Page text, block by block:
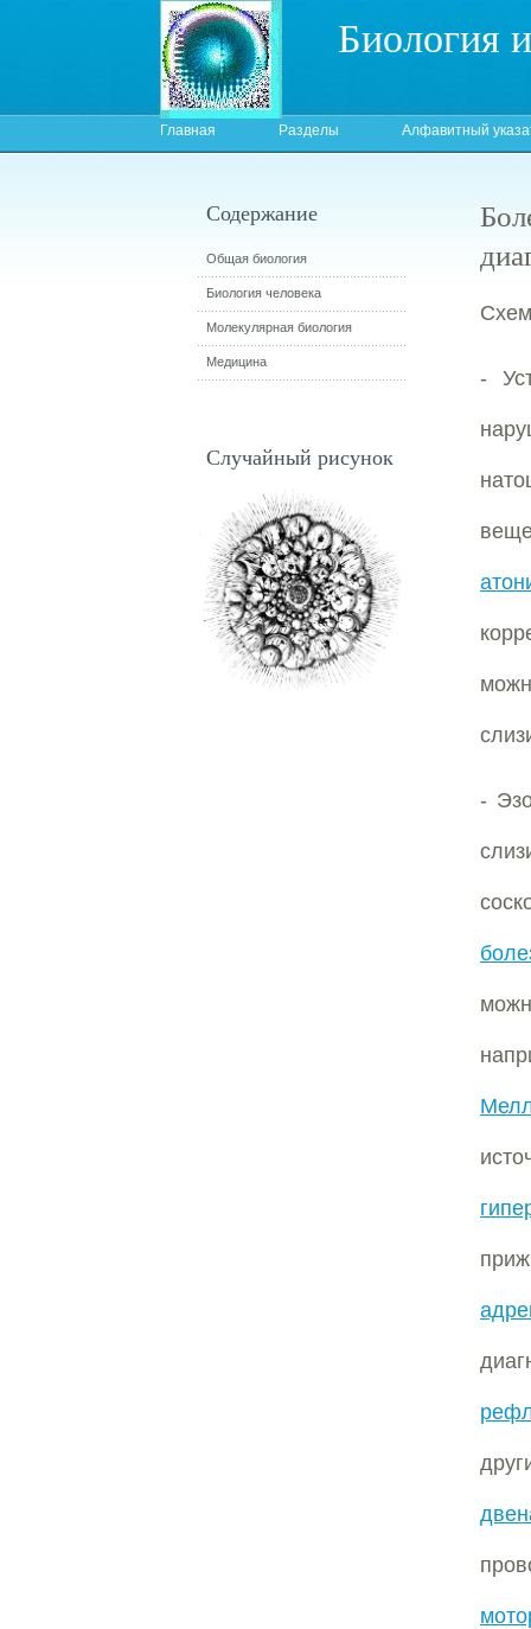
Биология
Главная Разделы Алфавитный
-
-
Содержание
Общая биология
Биология человека
Молекулярная биология
Медицина
Случайный рисунок